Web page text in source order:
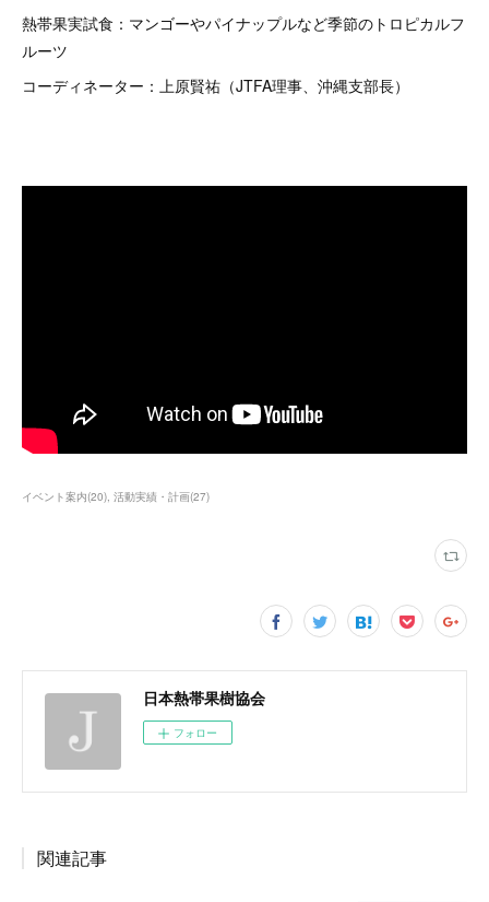
熱帯果実試食：マンゴーやパイナップルなど季節のトロピカルフ
ルーツ
コーディネーター：上原賢祐（JTFA理事、沖縄支部長）
イベント案内(20) 活動実績・計画(27)
日本熱帯果樹協会
フォロー
関連記事